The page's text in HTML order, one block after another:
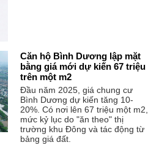
Căn hộ Bình Dương lập mặt
bằng giá mới dự kiến 67 triệu
trên một m2
Đầu năm 2025, giá chung cư
Bình Dương dự kiến tăng 10-
20%. Có nơi lên 67 triệu một m2,
mức kỷ lục do "ăn theo" thị
trường khu Đông và tác động từ
bảng giá đất.